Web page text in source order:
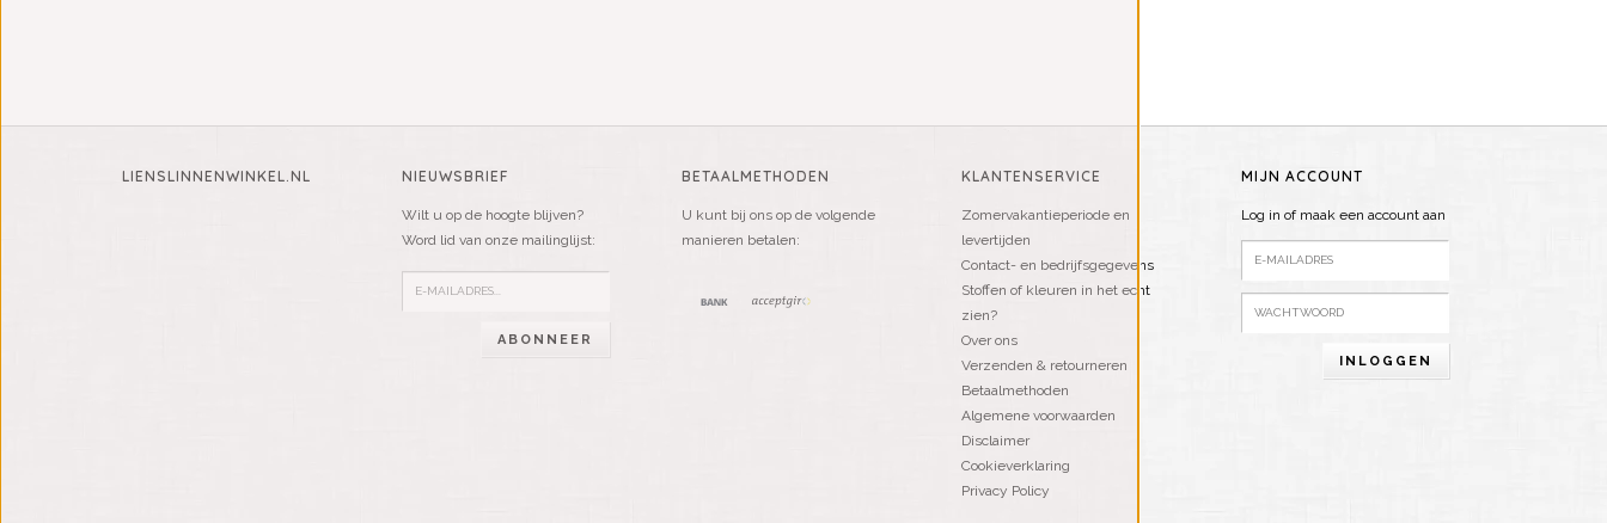
LIENSLINNENWINKEL.NL NIEUWSBRIEF
Wilt u op de hoogte blijven?
Word lid van onze mailinglijst:
ABONNEER
BETAALMETHODEN
U kunt bij ons op de volgende
manieren betalen:
KLANTENSERVICE
Zomervakantieperiode en
levertijden
Contact- en bedrijfsgegevens
Stoffen of kleuren in het echt
zien?
Over ons
Verzenden & retourneren
Betaalmethoden
Algemene voorwaarden
Disclaimer
Cookieverklaring
Privacy Policy
MIJN ACCOUNT
Log in of maak een account aan
INLOGGEN